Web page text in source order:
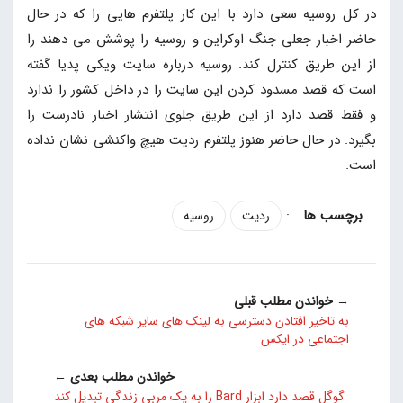
در کل روسیه سعی دارد با این کار پلتفرم هایی را که در حال
حاضر اخبار جعلی جنگ اوکراین و روسیه را پوشش می دهند را
از این طریق کنترل کند. روسیه درباره سایت ویکی پدیا گفته
است که قصد مسدود کردن این سایت را در داخل کشور را ندارد
و فقط قصد دارد از این طریق جلوی انتشار اخبار نادرست را
بگیرد. در حال حاضر هنوز پلتفرم ردیت هیچ واکنشی نشان نداده
است.
: ردیت روسیه
→ خواندن مطلب قبلی
به تاخیر افتادن دسترسی به لینک های سایر شبکه های
اجتماعی در ایکس
خواندن مطلب بعدی ←
گوگل قصد دارد ابزار Bard را به یک مربی زندگی تبدیل کند